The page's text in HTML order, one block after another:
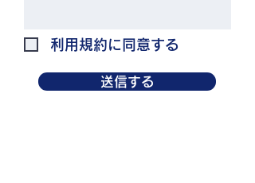
利用規約に同意する
送信する